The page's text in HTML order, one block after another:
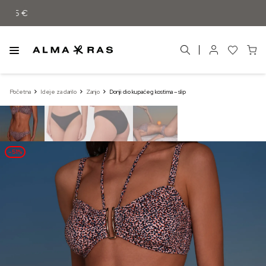
55 €
Početna Ideje za darilo Zanjo Donji dio kupaćeg kostima – slip
–51%